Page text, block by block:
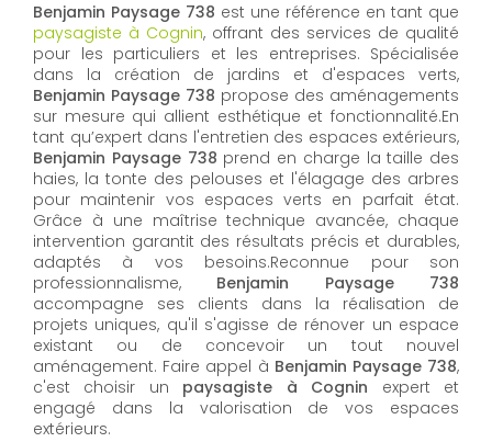
Benjamin Paysage 738 est une référence en tant que
paysagiste à Cognin, offrant des services de qualité
pour les particuliers et les entreprises. Spécialisée
dans la création de jardins et d'espaces verts,
Benjamin Paysage 738 propose des aménagements
sur mesure qui allient esthétique et fonctionnalité.En
tant qu’expert dans l'entretien des espaces extérieurs,
Benjamin Paysage 738 prend en charge la taille des
haies, la tonte des pelouses et l'élagage des arbres
pour maintenir vos espaces verts en parfait état.
Grâce à une maîtrise technique avancée, chaque
intervention garantit des résultats précis et durables,
adaptés à vos besoins.Reconnue pour son
professionnalisme, Benjamin Paysage 738
accompagne ses clients dans la réalisation de
projets uniques, qu'il s'agisse de rénover un espace
existant ou de concevoir un tout nouvel
aménagement. Faire appel à Benjamin Paysage 738,
c'est choisir un paysagiste à Cognin expert et
engagé dans la valorisation de vos espaces
extérieurs.